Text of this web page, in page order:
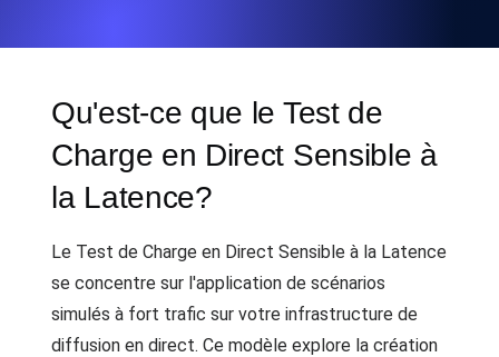
Qu'est-ce que le Test de
Charge en Direct Sensible à
la Latence?
Le Test de Charge en Direct Sensible à la Latence
se concentre sur l'application de scénarios
simulés à fort trafic sur votre infrastructure de
diffusion en direct. Ce modèle explore la création